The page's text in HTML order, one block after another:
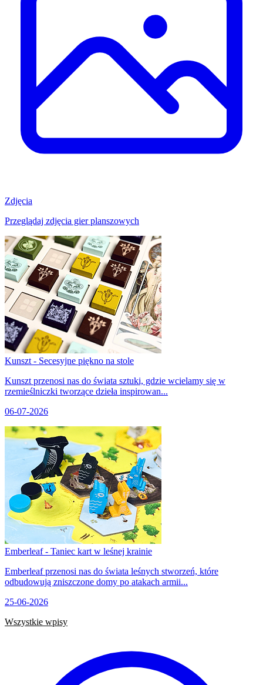
Zdjęcia
Przeglądaj zdjęcia gier planszowych
Kunszt - Secesyjne piękno na stole
Kunszt przenosi nas do świata sztuki, gdzie wcielamy się w
rzemieślniczki tworzące dzieła inspirowan...
06-07-2026
Emberleaf - Taniec kart w leśnej krainie
Emberleaf przenosi nas do świata leśnych stworzeń, które
odbudowują zniszczone domy po atakach armii...
25-06-2026
Wszystkie wpisy